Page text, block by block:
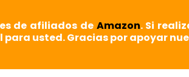
de afiliados de Amazon. Si
usted. Gracias por apoyar